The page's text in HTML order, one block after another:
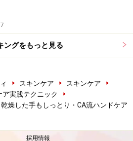
対処法！実は乾燥には加齢も影
方法による実践に起因して肌荒れや
ります。実践の際には、必ず自身の体
慮し、正しい方法で行ってください。
ングをもっと見る
> スキンケア > スキンケア
>
ア実践テクニック
>
燥した手もしっとり・CA流ハンドケア
採用情報